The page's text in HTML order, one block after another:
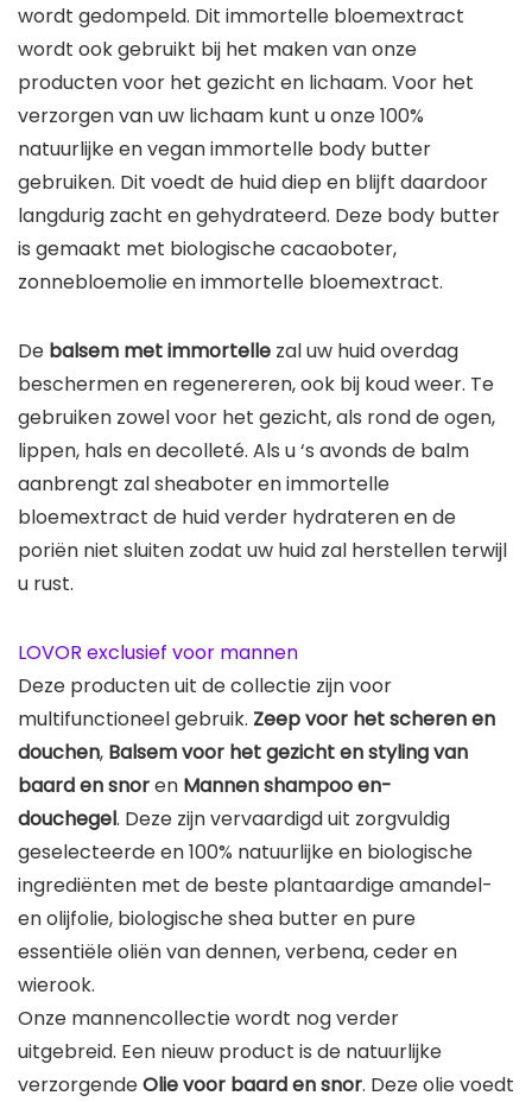
wordt gedompeld. Dit immortelle bloemextract
wordt ook gebruikt bij het maken van onze
producten voor het gezicht en lichaam. Voor het
verzorgen van uw lichaam kunt u onze 100%
natuurlijke en vegan immortelle body butter
gebruiken. Dit voedt de huid diep en blijft daardoor
langdurig zacht en gehydrateerd. Deze body butter
is gemaakt met biologische cacaoboter,
zonnebloemolie en immortelle bloemextract.
De balsem met immortelle zal uw huid overdag
beschermen en regenereren, ook bij koud weer. Te
gebruiken zowel voor het gezicht, als rond de ogen,
lippen, hals en decolleté. Als u ‘s avonds de balm
aanbrengt zal sheaboter en immortelle
bloemextract de huid verder hydrateren en de
poriën niet sluiten zodat uw huid zal herstellen terwijl
u rust.
LOVOR exclusief voor mannen
Deze producten uit de collectie zijn voor
multifunctioneel gebruik. Zeep voor het scheren en
douchen, Balsem voor het gezicht en styling van
baard en snoren Mannen shampoo en-
douchegel. Deze zijn vervaardigd uit zorgvuldig
geselecteerde en 100% natuurlijke en biologische
ingrediënten met de beste plantaardige amandel-
en olijfolie, biologische shea butter en pure
essentiële oliën van dennen, verbena, ceder en
wierook.
Onze mannencollectie wordt nog verder
uitgebreid. Een nieuw product is de natuurlijke
verzorgendeOlie voor baard en snor. Deze olie voedt